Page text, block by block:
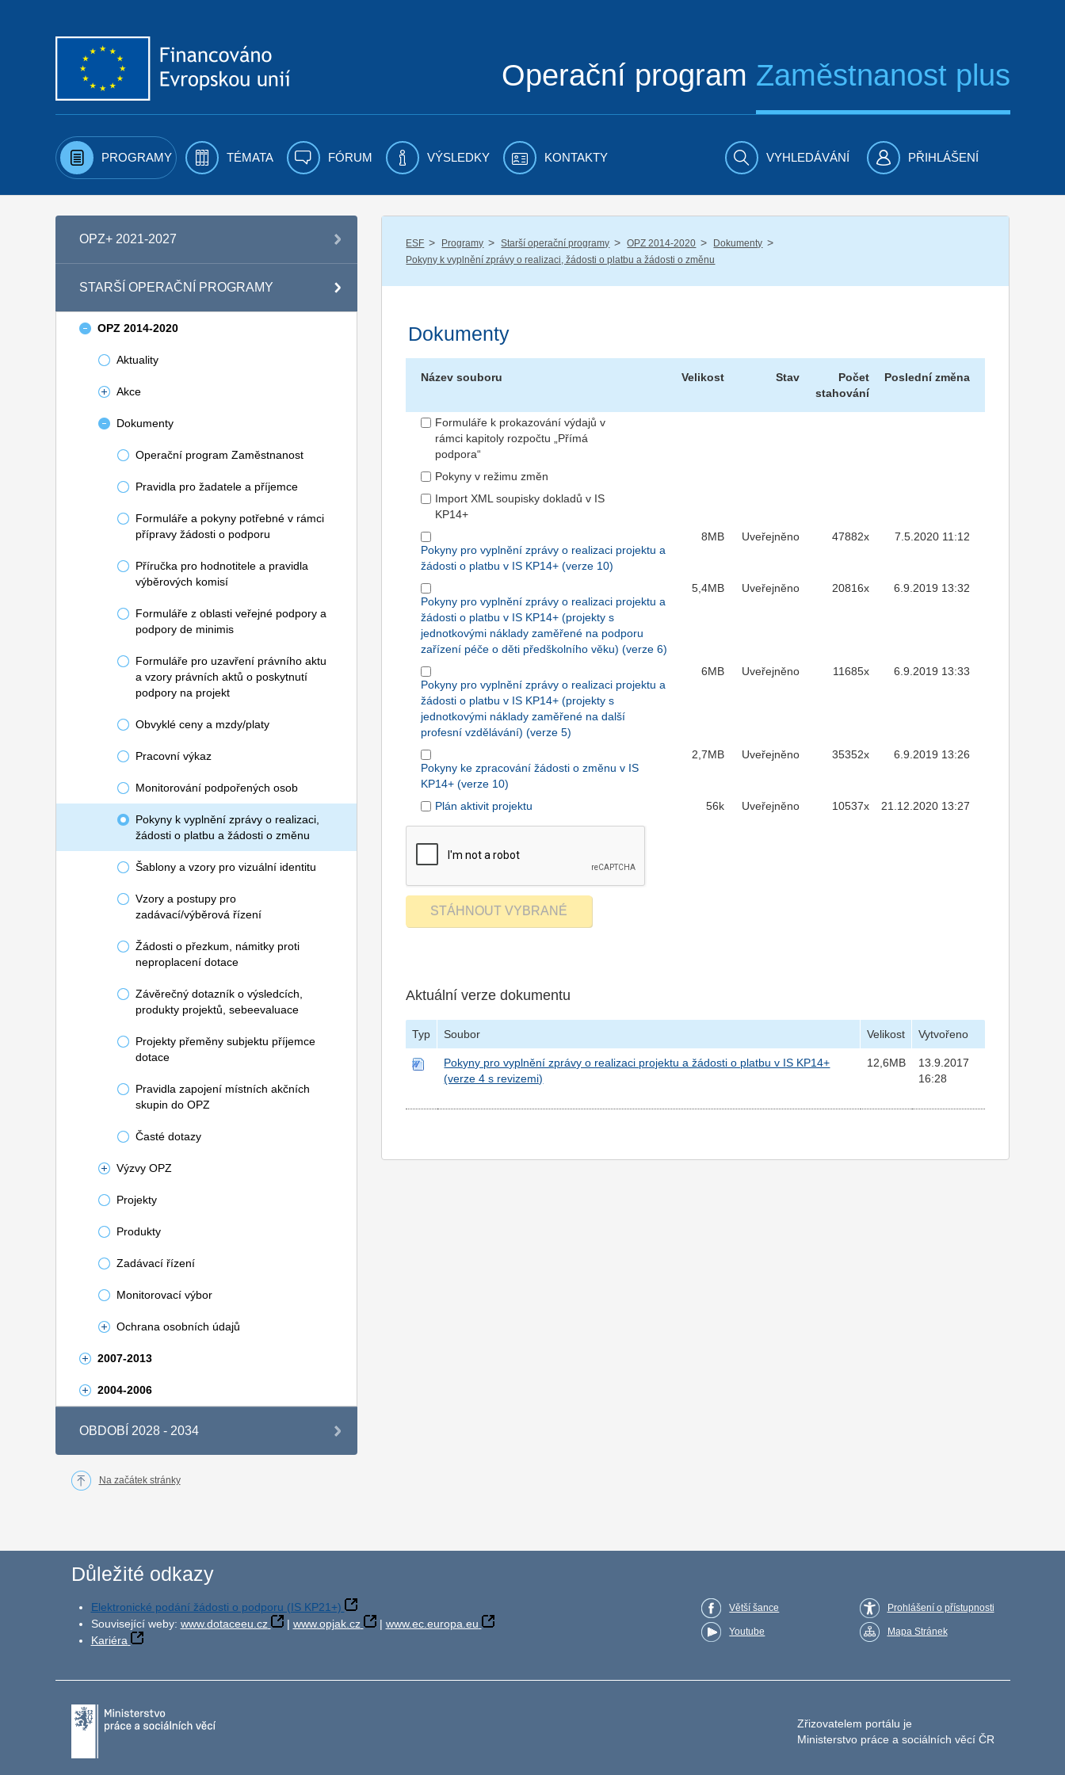
Operační program Zaměstnanost plus
PROGRAMY TÉMATA FÓRUM VÝSLEDKY KONTAKTY VYHLEDÁVÁNÍ PŘIHLÁŠENÍ
OPZ+ 2021-2027
STARŠÍ OPERAČNÍ PROGRAMY
OPZ 2014-2020
Aktuality
Akce
Dokumenty
Operační program Zaměstnanost
Pravidla pro žadatele a příjemce
Formuláře a pokyny potřebné v rámci
přípravy žádosti o podporu
Příručka pro hodnotitele a pravidla
výběrových komisí
Formuláře z oblasti veřejné podpory a
podpory de minimis
Formuláře pro uzavření právního aktu
a vzory právních aktů o poskytnutí
podpory na projekt
Obvyklé ceny a mzdy/platy
Pracovní výkaz
Monitorování podpořených osob
Pokyny k vyplnění zprávy o realizaci,
žádosti o platbu a žádosti o změnu
Šablony a vzory pro vizuální identitu
Vzory a postupy pro
zadávací/výběrová řízení
Žádosti o přezkum, námitky proti
neproplacení dotace
Závěrečný dotazník o výsledcích,
produkty projektů, sebeevaluace
Projekty přeměny subjektu příjemce
dotace
Pravidla zapojení místních akčních
skupin do OPZ
Časté dotazy
Výzvy OPZ
Projekty
Produkty
Zadávací řízení
Monitorovací výbor
Ochrana osobních údajů
2007-2013
2004-2006
OBDOBÍ 2028 - 2034
ESF / Programy / Starší operační programy / OPZ 2014-2020 / Dokumenty /
Pokyny k vyplnění zprávy o realizaci, žádosti o platbu a žádosti o změnu
Dokumenty
Název souboru Velikost Stav
Počet
stahování
Poslední změna
Formuláře k prokazování výdajů v
rámci kapitoly rozpočtu „Přímá
podpora“
Pokyny v režimu změn
Import XML soupisky dokladů v IS
KP14+
Pokyny pro vyplnění zprávy o realizaci projektu a
žádosti o platbu v IS KP14+ (verze 10)
8MB Uveřejněno 47882x 7.5.2020 11:12
Pokyny pro vyplnění zprávy o realizaci projektu a
žádosti o platbu v IS KP14+ (projekty s
jednotkovými náklady zaměřené na podporu
zařízení péče o děti předškolního věku) (verze 6)
5,4MB Uveřejněno 20816x 6.9.2019 13:32
Pokyny pro vyplnění zprávy o realizaci projektu a
žádosti o platbu v IS KP14+ (projekty s
jednotkovými náklady zaměřené na další
profesní vzdělávání) (verze 5)
6MB Uveřejněno 11685x 6.9.2019 13:33
Pokyny ke zpracování žádosti o změnu v IS
KP14+ (verze 10)
2,7MB Uveřejněno 35352x 6.9.2019 13:26
Plán aktivit projektu 56k Uveřejněno 10537x 21.12.2020 13:27
Aktuální verze dokumentu
Typ Soubor Velikost Vytvořeno
Pokyny pro vyplnění zprávy o realizaci projektu a žádosti o platbu v IS KP14+
(verze 4 s revizemi)
12,6MB
13.9.2017
16:28
Na začátek stránky
Důležité odkazy
Elektronické podání žádosti o podporu (IS KP21+)
Související weby: www.dotaceeu.cz | www.opjak.cz | www.ec.europa.eu
Kariéra
Větší šance
Youtube
Prohlášení o přístupnosti
Mapa Stránek
Zřizovatelem portálu je
Ministerstvo práce a sociálních věcí ČR